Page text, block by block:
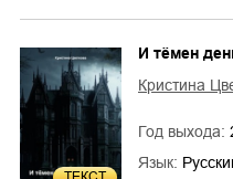
И тёмен
Кристина
Год выхода:
Язык: